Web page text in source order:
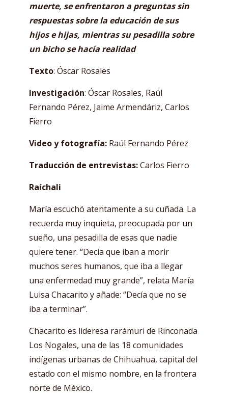
muerte, se enfrentaron a preguntas sin
respuestas sobre la educación de sus
hijos e hijas, mientras su pesadilla sobre
un bicho se hacía realidad
Texto: Óscar Rosales
Investigación: Óscar Rosales, Raúl
Fernando Pérez, Jaime Armendáriz, Carlos
Fierro
Video y fotografía: Raúl Fernando Pérez
Traducción de entrevistas:Carlos Fierro
Raíchali
María escuchó atentamente a su cuñada. La
recuerda muy inquieta, preocupada por un
sueño, una pesadilla de esas que nadie
quiere tener. “Decía que iban a morir
muchos seres humanos, que iba a llegar
una enfermedad muy grande”, relata María
Luisa Chacarito y añade: “Decía que no se
iba a terminar”.
Chacarito es lideresa rarámuri de Rinconada
Los Nogales, una de las 18 comunidades
indígenas urbanas de Chihuahua, capital del
estado con el mismo nombre, en la frontera
norte de México.